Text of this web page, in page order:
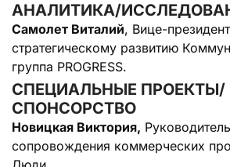
АНАЛИТИКА/
Самолет Виталий, Вице-
стратегическому развитию
группа PROGRESS.
СПЕЦИАЛЬНЫЕ ПРОЕКТЫ/
СПОНСОРСТВО
Новицкая Виктория,
сопровождения коммерческих